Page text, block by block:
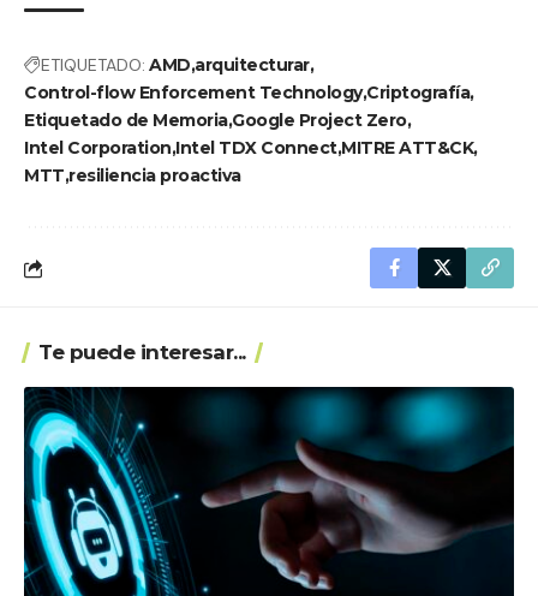
ETIQUETADO: AMD arquitecturar
Control-flow Enforcement TechnologyCriptografía
Etiquetado de MemoriaGoogle Project Zero
Intel Corporation Intel TDX ConnectMITRE ATT&CK
MTT resiliencia proactiva
Te puede interesar...